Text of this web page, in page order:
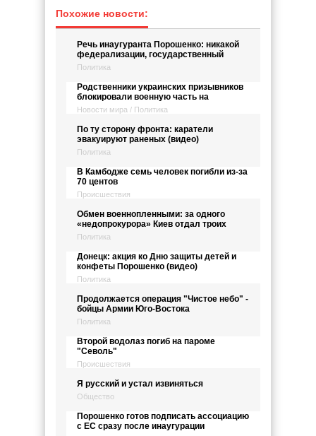
Похожие новости:
Речь инаугуранта Порошенко: никакой
федерализации, государственный
Политика
Родственники украинских призывников
блокировали военную часть на
Новости мира / Политика
По ту сторону фронта: каратели
эвакуируют раненых (видео)
Политика
В Камбодже семь человек погибли из-за
70 центов
Происшествия
Обмен военнопленными: за одного
«недопрокурора» Киев отдал троих
Политика
Донецк: акция ко Дню защиты детей и
конфеты Порошенко (видео)
Политика
Продолжается операция "Чистое небо" -
бойцы Армии Юго-Востока
Политика
Второй водолаз погиб на пароме
"Севоль"
Происшествия
Я русский и устал извиняться
Общество
Порошенко готов подписать ассоциацию
с ЕС сразу после инаугурации